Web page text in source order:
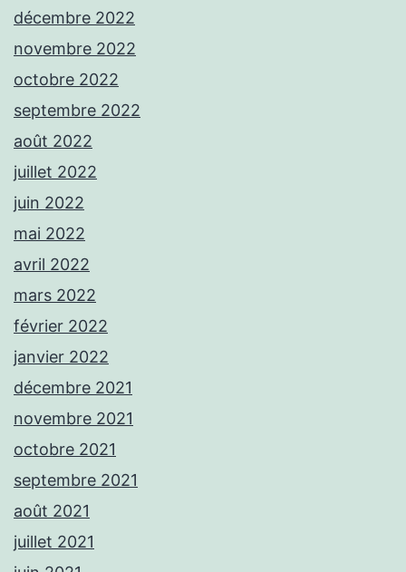
décembre 2022
novembre 2022
octobre 2022
septembre 2022
août 2022
juillet 2022
juin 2022
mai 2022
avril 2022
mars 2022
février 2022
janvier 2022
décembre 2021
novembre 2021
octobre 2021
septembre 2021
août 2021
juillet 2021